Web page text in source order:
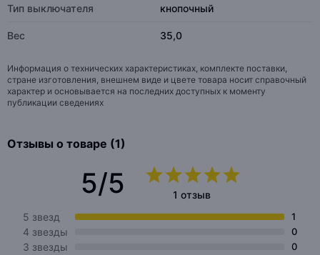
Тип выключателя кнопочный
Вес 35,0
Информация о технических характеристиках, комплекте поставки,
стране изготовления, внешнем виде и цвете товара носит справочный
характер и основывается на последних доступных к моменту
публикации сведениях
Отзывы о товаре (1)
5/5
1 отзыв
5 звезд
1
4 звезды 0
3 звезды 0